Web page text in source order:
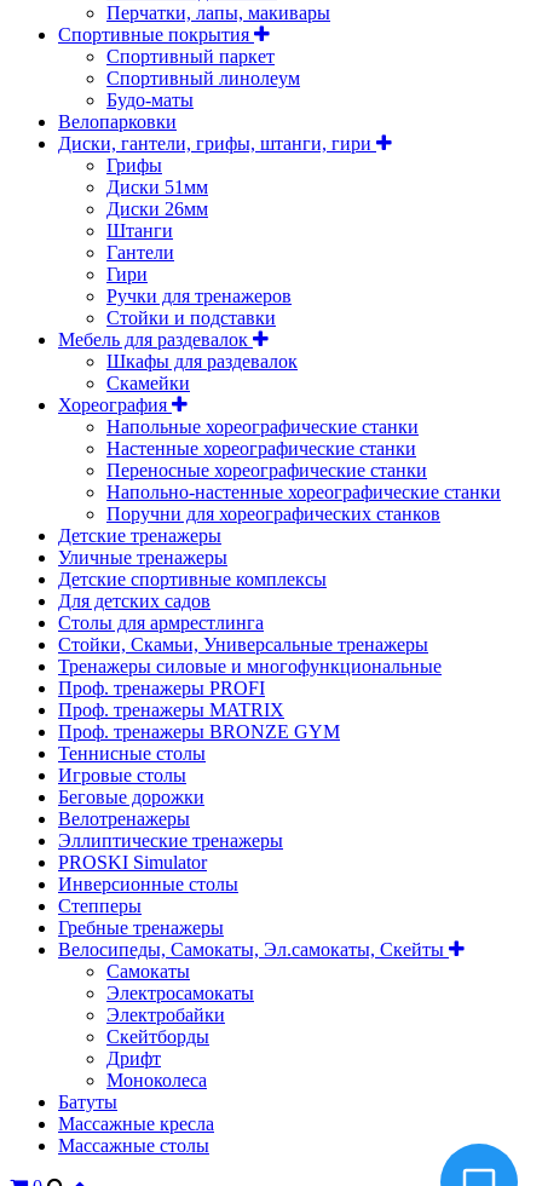
Перчатки, лапы, макивары
Спортивные покрытия
Спортивный паркет
Спортивный линолеум
Будо-маты
Велопарковки
Диски, гантели, грифы, штанги, гири
Грифы
Диски 51мм
Диски 26мм
Штанги
Гантели
Гири
Ручки для тренажеров
Стойки и подставки
Мебель для раздевалок
Шкафы для раздевалок
Скамейки
Хореография
Напольные хореографические станки
Настенные хореографические станки
Переносные хореографические станки
Напольно-настенные хореографические станки
Поручни для хореографических станков
Детские тренажеры
Уличные тренажеры
Детские спортивные комплексы
Для детских садов
Столы для армрестлинга
Стойки, Скамьи, Универсальные тренажеры
Тренажеры силовые и многофункциональные
Проф. тренажеры PROFI
Проф. тренажеры MATRIX
Проф. тренажеры BRONZE GYM
Теннисные столы
Игровые столы
Беговые дорожки
Велотренажеры
Эллиптические тренажеры
PROSKI Simulator
Инверсионные столы
Степперы
Гребные тренажеры
Велосипеды, Самокаты, Эл.самокаты, Скейты
Самокаты
Электросамокаты
Электробайки
Скейтборды
Дрифт
Моноколеса
Батуты
Массажные кресла
Массажные столы